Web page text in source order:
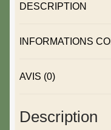
DESCRIPTION
INFORMATIONS
AVIS (0)
Description